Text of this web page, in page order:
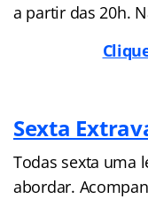
a partir das 20h.
Sexta
Todas sexta uma
abordar.